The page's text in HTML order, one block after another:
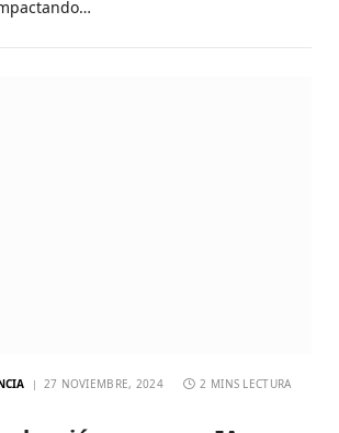
27 NOVIEMBRE, 2024
2 MINS LECTURA